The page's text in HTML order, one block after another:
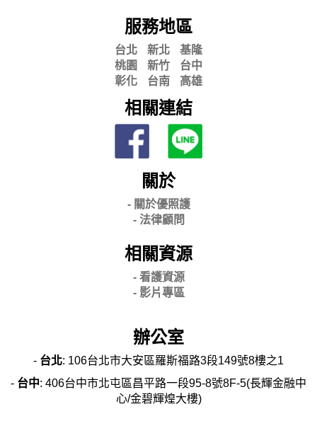
服務地區
台北 新北
基隆
桃園
新竹
台中
彰化
台南 高雄
相關連結
關於
- 關於優照護
- 法律顧問
相關資源
- 看護資源
- 影片專區
辦公室
- 台北: 106台北市大安區羅斯福路3段149號8樓之1
- 台中: 406台中市北屯區昌平路一段95-8號8F-5(長輝金融中
心/金碧輝煌大樓)